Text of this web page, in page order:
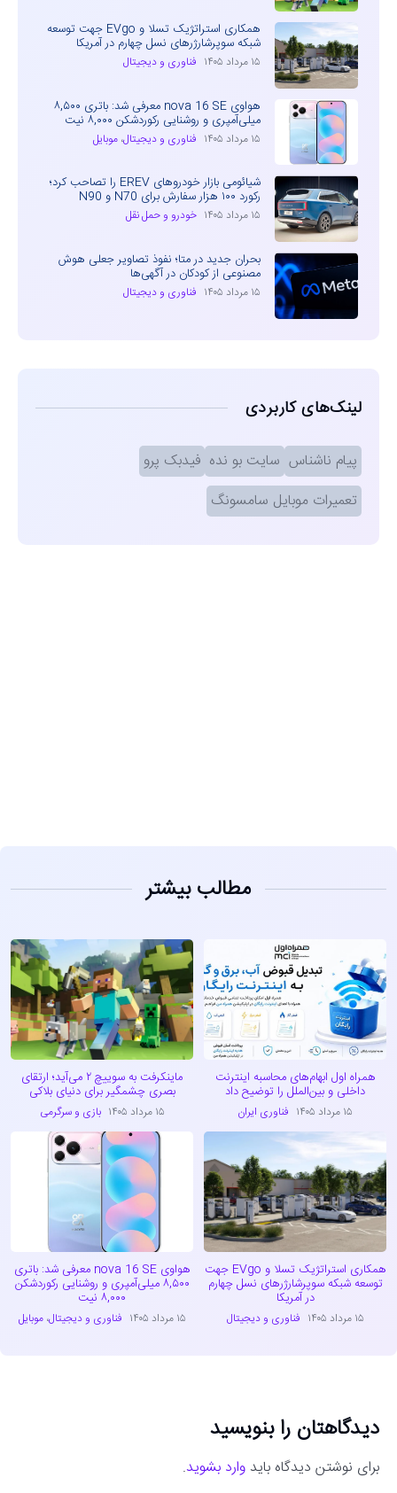
همکاری استراتژیک تسلا و EVgo جهت توسعه
شبکه سوپرشارژرهای نسل چهارم در آمریکا
۱۵ مرداد ۱۴۰۵ فناوری و دیجیتال
هواوی nova 16 SE معرفی شد: باتری ۸,۵۰۰
میلی‌آمپری و روشنایی رکوردشکن ۸,۰۰۰ نیت
۱۵ مرداد ۱۴۰۵ فناوری و دیجیتال، موبایل
شیائومی بازار خودروهای EREV را تصاحب کرد؛
رکورد ۱۰۰ هزار سفارش برای N70 و N90
۱۵ مرداد ۱۴۰۵ خودرو و حمل نقل
بحران جدید در متا؛ نفوذ تصاویر جعلی هوش
مصنوعی از کودکان در آگهی‌ها
۱۵ مرداد ۱۴۰۵ فناوری و دیجیتال
لینک‌های کاربردی
پیام ناشناس سایت بو نده فیدبک پرو
تعمیرات موبایل سامسونگ
مطالب بیشتر
همراه اول ابهام‌های محاسبه اینترنت
داخلی و بین‌الملل را توضیح داد
۱۵ مرداد ۱۴۰۵ فناوری ایران
ماینکرفت به سوییچ ۲ می‌آید؛ ارتقای
بصری چشمگیر برای دنیای بلاکی
۱۵ مرداد ۱۴۰۵ بازی و سرگرمی
همکاری استراتژیک تسلا و EVgo جهت
توسعه شبکه سوپرشارژرهای نسل چهارم
در آمریکا
۱۵ مرداد ۱۴۰۵ فناوری و دیجیتال
هواوی nova 16 SE معرفی شد: باتری
۸,۵۰۰ میلی‌آمپری و روشنایی رکوردشکن
۸,۰۰۰ نیت
۱۵ مرداد ۱۴۰۵ فناوری و دیجیتال،موبایل
دیدگاهتان را بنویسید
برای نوشتن دیدگاه باید وارد بشوید.